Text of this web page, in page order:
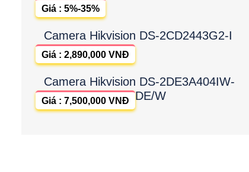
Giá : 5%-35%
Camera Hikvision DS-2CD2443G2-I
Giá : 2,890,000 VNĐ
Camera Hikvision DS-2DE3A404IW-
DE/W
Giá : 7,500,000 VNĐ